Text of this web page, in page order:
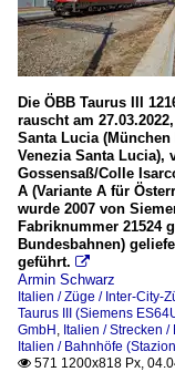
Die ÖBB Taurus III
rauscht am
Santa Lucia
Venezia Santa Lucia),
Gossensaß/Colle
A (Variante A für
wurde 2007 von
Fabriknummer 21524
Bundesbahnen)
geführt. 
Armin Schwarz
Italien / Züge / Inter-City-
Taurus III (Siemens
GmbH, Italien / Strecken
Italien / Bahnhöfe
 571 1200x818 Px,